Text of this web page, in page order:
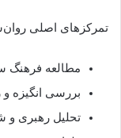
تمرکزهای اصلی
مطالعه فرهنگ
بررسی انگیزه و
تحلیل رهبری و